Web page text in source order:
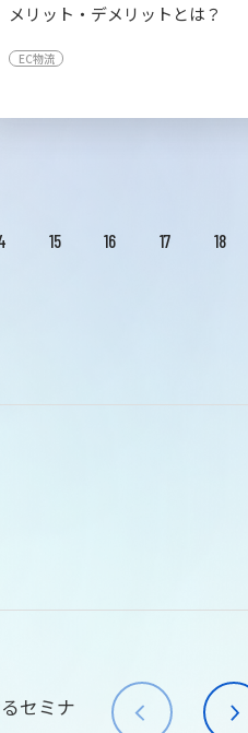
メリット・デメリットとは？
EC物流
15 16 17 18
セミナ